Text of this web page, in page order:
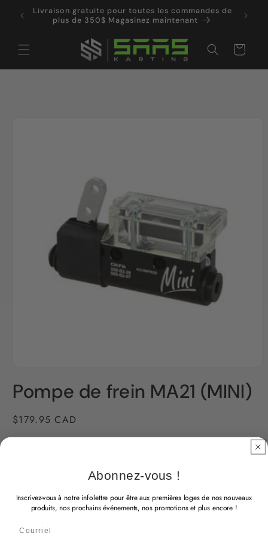
passerLivraison gratuite pour toutes les commandes de
plus de 350$ Magasinez maintenant
Panier
Pompe de frein MA21 (MINI)
Prix
habituel
$179.95 CAD
quantité
de
Augmenter
quantité
de
EN STOCK
Abonnez-vous !
Inscrivez-vous à notre infolettre pour être aux premières loges de nos nouveaux
produits, nos prochains événements, nos promotions et plus encore !